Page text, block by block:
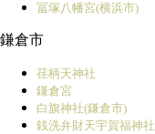
冨塚八幡宮(横浜市)
鎌倉市
荏柄天神社
鎌倉宮
白旗神社(鎌倉市)
銭洗弁財天宇賀福神社